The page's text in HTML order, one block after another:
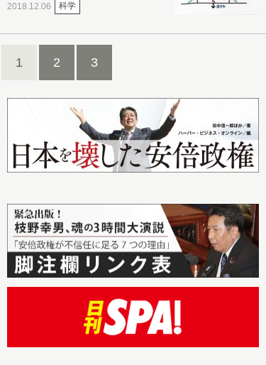
2018.12.06 科学
1 2 3